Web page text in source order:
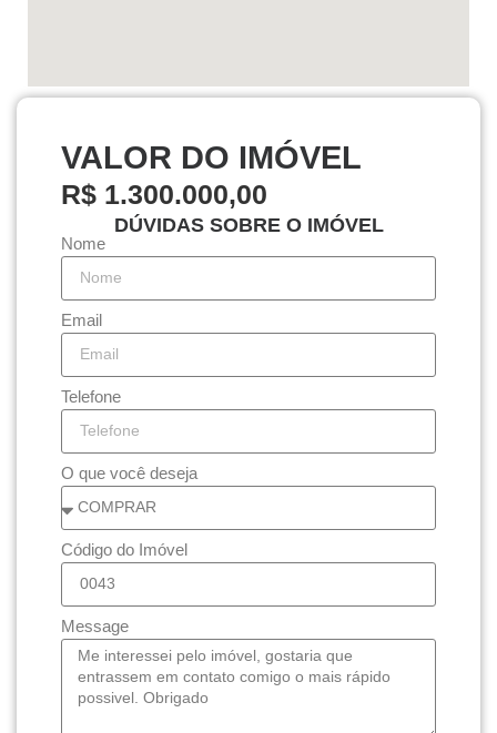
VALOR DO IMÓVEL
R$ 1.300.000,00
DÚVIDAS SOBRE O IMÓVEL
Nome
Email
Telefone
O que você deseja
Código do Imóvel
Message